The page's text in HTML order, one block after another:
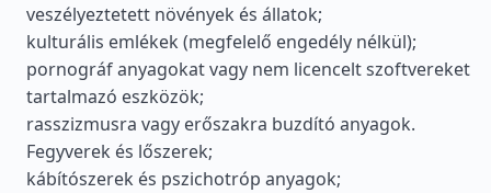
veszélyeztetett növények és állatok;
kulturális emlékek (megfelelő engedély nélkül);
pornográf anyagokat vagy nem licencelt szoftvereket
tartalmazó eszközök;
rasszizmusra vagy erőszakra buzdító anyagok.
Fegyverek és lőszerek;
kábítószerek és pszichotróp anyagok;